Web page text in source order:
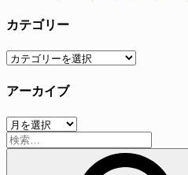
カテゴリー
カ
ゴ
ー
アーカイブ
ア
ー
検
索: